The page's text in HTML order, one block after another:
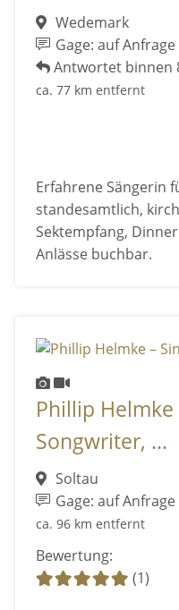
Wedemark
Gage: auf Anfrage
Antwortet binnen
ca. 77 km entfernt
Erfahrene Sängerin
standesamtlich,
Sektempfang,
Anlässe buchbar.
Phillip Helmke
Songwriter, ...
Soltau
Gage: auf Anfrage
ca. 96 km entfernt
Bewertung:
(1)